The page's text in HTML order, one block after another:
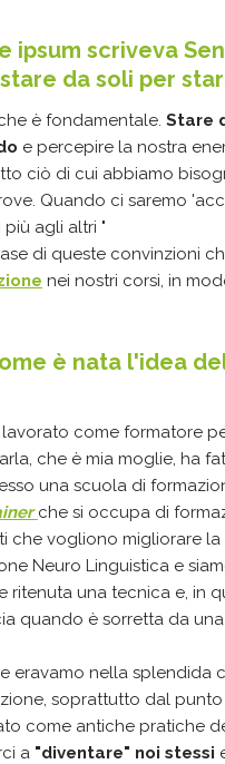
ipsum scriveva
da soli per
è fondamentale. Stare
e percepire la nostra
ciò di cui abbiamo
Quando ci saremo
agli altri "
di queste convinzioni
nei nostri corsi, in
è nata l'idea
lavorato come formatore
che è mia moglie, ha
una scuola di
che si occupa di
che vogliono migliorare
Neuro Linguistica e
ritenuta una tecnica e, in
quando è sorretta da
eravamo nella splendida
soprattutto dal
come antiche pratiche
a "diventare" noi stessi